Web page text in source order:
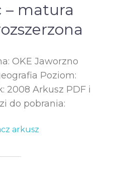
– matura
OKE Jaworzno
Poziom:
2008 Arkusz PDF i
do pobrania:
arkusz